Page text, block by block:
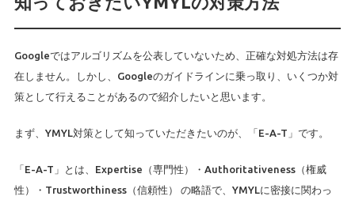
Googleではアルゴリズムを公表していないため、正確な対処方法は存
在しません。しかし、Googleのガイドラインに乗っ取り、いくつか対
策として行えることがあるので紹介したいと思います。
まず、YMYL対策として知っていただきたいのが、「E-A-T」です。
「E-A-T」とは、Expertise（専門性）・Authoritativeness（権威
性）・Trustworthiness（信頼性） の略語で、YMYLに密接に関わっ